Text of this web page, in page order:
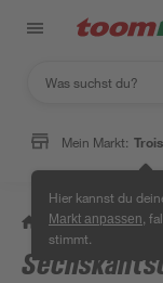
Mein Markt:
Hier kannst du
Markt anpassen ,
stimmt.
/ Werkstatt &